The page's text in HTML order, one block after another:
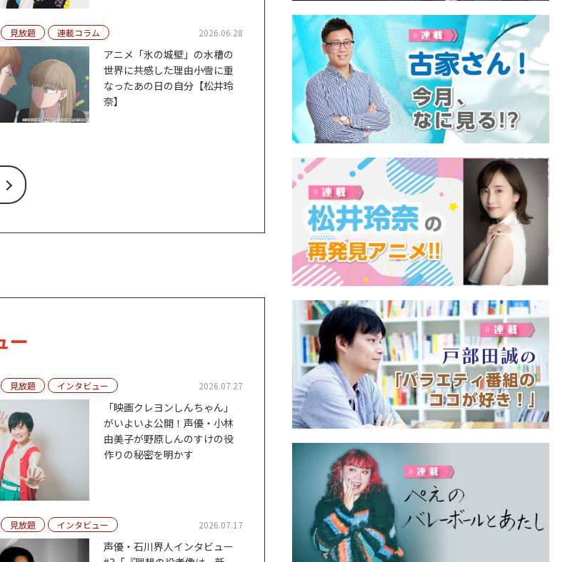
見放題 連載コラム 2026.06.28
アニメ「氷の城壁」の水槽の
世界に共感した理由――小雪に重
なったあの日の自分【松井玲
奈】
ー
見放題 インタビュー 2026.07.27
「映画クレヨンしんちゃん」
がいよいよ公開！声優・小林
由美子が野原しんのすけの役
作りの秘密を明かす
見放題 インタビュー 2026.07.17
声優・石川界人インタビュー